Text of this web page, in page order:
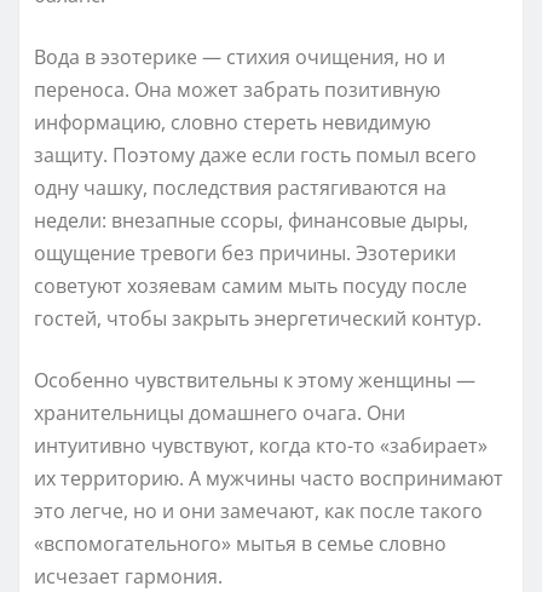
Вода в эзотерике — стихия очищения, но и
переноса. Она может забрать позитивную
информацию, словно стереть невидимую
защиту. Поэтому даже если гость помыл всего
одну чашку, последствия растягиваются на
недели: внезапные ссоры, финансовые дыры,
ощущение тревоги без причины. Эзотерики
советуют хозяевам самим мыть посуду после
гостей, чтобы закрыть энергетический контур.
Особенно чувствительны к этому женщины —
хранительницы домашнего очага. Они
интуитивно чувствуют, когда кто-то «забирает»
их территорию. А мужчины часто воспринимают
это легче, но и они замечают, как после такого
«вспомогательного» мытья в семье словно
исчезает гармония.